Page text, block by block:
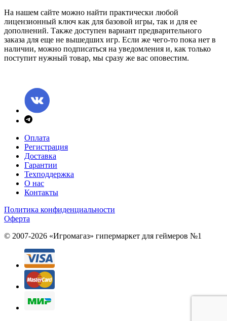
На нашем сайте можно найти практически любой
лицензионный ключ как для базовой игры, так и для ее
дополнений. Также доступен вариант предварительного
заказа для еще не вышедших игр. Если же чего-то пока нет в
наличии, можно подписаться на уведомления и, как только
поступит нужный товар, мы сразу же вас оповестим.
Оплата
Регистрация
Доставка
Гарантии
Техподдержка
О нас
Контакты
Политика конфиденциальности
Оферта
© 2007-2026 «Игромагаз» гипермаркет для геймеров №1